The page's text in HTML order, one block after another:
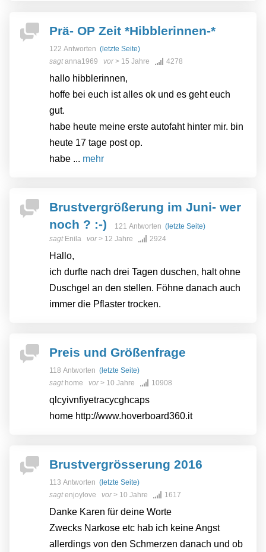
Prä- OP Zeit *Hibblerinnen-*
122 Antworten (letzte Seite)
sagtanna1969 vor> 15 Jahre 4278
hallo hibblerinnen,
hoffe bei euch ist alles ok und es geht euch
gut.
habe heute meine erste autofaht hinter mir. bin
heute 17 tage post op.
habe ... mehr
Brustvergrößerung im Juni- wer
noch ? :-)
121 Antworten (letzte Seite)
sagt Enila vor> 12 Jahre 2924
Hallo,
ich durfte nach drei Tagen duschen, halt ohne
Duschgel an den stellen. Föhne danach auch
immer die Pflaster trocken.
Preis und Größenfrage
118 Antworten (letzte Seite)
sagt home vor> 10 Jahre 10908
qlcyivnfiyetracycghcaps
home http://www.hoverboard360.it
Brustvergrösserung 2016
113 Antworten (letzte Seite)
sagtenjoylove vor> 10 Jahre 1617
Danke Karen für deine Worte
Zwecks Narkose etc hab ich keine Angst
allerdings von den Schmerzen danach und ob